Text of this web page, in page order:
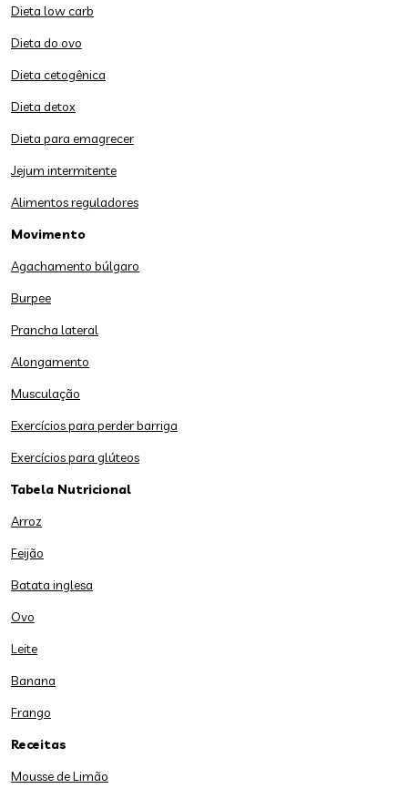
Dieta low carb
Dieta do ovo
Dieta cetogênica
Dieta detox
Dieta para emagrecer
Jejum intermitente
Alimentos reguladores
Movimento
Agachamento búlgaro
Burpee
Prancha lateral
Alongamento
Musculação
Exercícios para perder barriga
Exercícios para glúteos
Tabela Nutricional
Arroz
Feijão
Batata inglesa
Ovo
Leite
Banana
Frango
Receitas
Mousse de Limão